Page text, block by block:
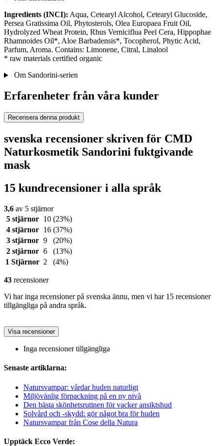
Ingredients (INCI): Aqua, Cetearyl Alcohol, Cetearyl Glucoside,
Persea Gratissima Oil, Phytosterols, Olea Europaea Fruit Oil,
Hydrolyzed Wheat Protein, Rhus Verniciflua Peel Cera, Hippophae
Rhamnoides Oil*, Aloe Barbadensis*, Tocopherol, Phytic Acid,
Parfum, Aroma. Contains: Limonene, Citral, Linalool
* raw materials certified organic
Om Sandorini-serien
Erfarenheter från våra kunder
Recensera denna produkt
svenska recensioner skriven för CMD
Naturkosmetik Sandorini fuktgivande
mask
15 kundrecensioner i alla språk
3,6 av 5 stjärnor
5 stjärnor
10 (23%)
4 stjärnor
16 (37%)
3 stjärnor 9
(20%)
2 stjärnor 6
(13%)
1 Stjärnor 2 (4%)
43 recensioner
Vi har inga recensioner på svenska ännu, men vi har 15 recensioner
tillgängliga på andra språk.
Visa recensioner
Inga recensioner tillgängliga
Senaste artiklarna:
Natursvampar: vårdar huden naturligt
Miljövänlig förpackning på en ny nivå
Den bästa skönhetsrutinen för vacker ansiktshud
Solvård och -skydd: gör något bra för huden
Natursvampar från Cose della Natura
Upptäck Ecco Verde: